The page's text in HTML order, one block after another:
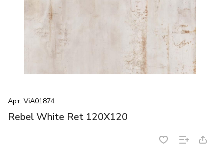
Арт. ViA01874
Rebel White Ret 120X120